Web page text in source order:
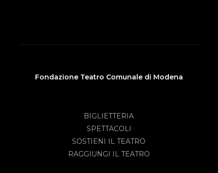
Fondazione Teatro Comunale di Modena
BIGLIETTERIA
SPETTACOLI
SOSTIENI IL TEATRO
RAGGIUNGI IL TEATRO